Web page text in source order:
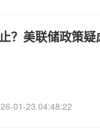
？美联储政策
01-23 04:48:22